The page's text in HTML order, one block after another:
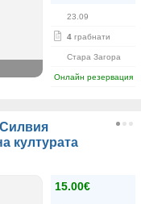
23.09
4 грабнати
Стара Загора
Онлайн резервация
културата
15.00€